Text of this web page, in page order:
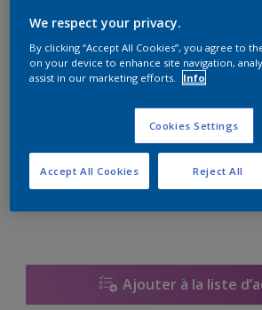
Format
Ajouter à la liste
We respect your privacy.
By clicking “Accept All Cookies”, you agree to
on your device to enhance site navigation,
assist in our marketing efforts.
Info
Cookies Settings
Reject All
Accept All Cookies